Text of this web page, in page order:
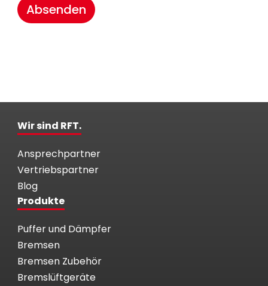
Absenden
Wir sind RFT.
Ansprechpartner
Vertriebspartner
Blog
Produkte
Puffer und Dämpfer
Bremsen
Bremsen Zubehör
Bremslüftgeräte